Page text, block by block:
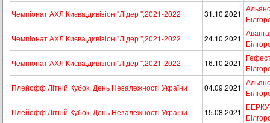
Чемпіонат АХЛ Києва,дивізіон "Лідер ",2021-2022
31.10.2021
Чемпіонат АХЛ Києва,дивізіон "Лідер ",2021-2022
24.10.2021
Чемпіонат АХЛ Києва,дивізіон "Лідер ",2021-2022
16.10.2021
Плейофф Літній Кубок, День Незалежності України
04.09.2021
Плейофф Літній Кубок, День Незалежності України
15.08.2021